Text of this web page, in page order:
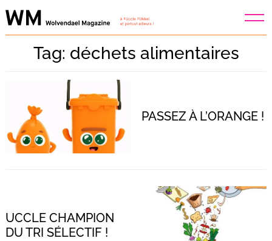
Skip
to
Tag: déchets alimentaires
PASSEZ À L’ORANGE !
UCCLE CHAMPION
DU TRI SÉLECTIF !